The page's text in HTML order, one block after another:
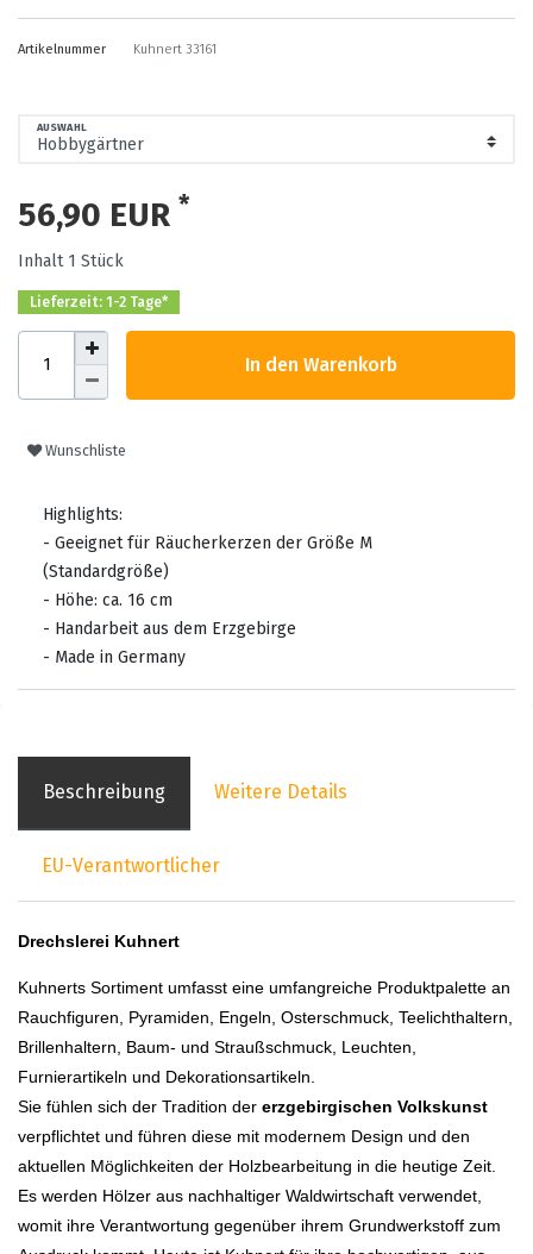
Artikelnummer Kuhnert 33161
AUSWAHL
56,90 EUR *
Inhalt 1 Stück
Lieferzeit: 1-2 Tage*
In den Warenkorb
Wunschliste
Highlights:
- Geeignet für Räucherkerzen der Größe M
(Standardgröße)
- Höhe: ca. 16 cm
- Handarbeit aus dem Erzgebirge
- Made in Germany
Beschreibung Weitere Details
EU-Verantwortlicher
Drechslerei Kuhnert
Kuhnerts Sortiment umfasst eine umfangreiche Produktpalette an
Rauchfiguren, Pyramiden, Engeln, Osterschmuck, Teelichthaltern,
Brillenhaltern, Baum- und Straußschmuck, Leuchten,
Furnierartikeln und Dekorationsartikeln.
Sie fühlen sich der Tradition der erzgebirgischen Volkskunst
verpflichtet und führen diese mit modernem Design und den
aktuellen Möglichkeiten der Holzbearbeitung in die heutige Zeit.
Es werden Hölzer aus nachhaltiger Waldwirtschaft verwendet,
womit ihre Verantwortung gegenüber ihrem Grundwerkstoff zum